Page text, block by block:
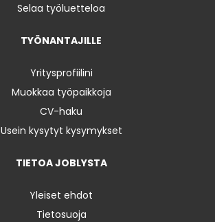
Selaa työluetteloa
TYÖNANTAJILLE
Yritysprofiilini
Muokkaa työpaikkoja
CV-haku
Usein kysytyt kysymykset
TIETOA JOBLYSTA
Yleiset ehdot
Tietosuoja